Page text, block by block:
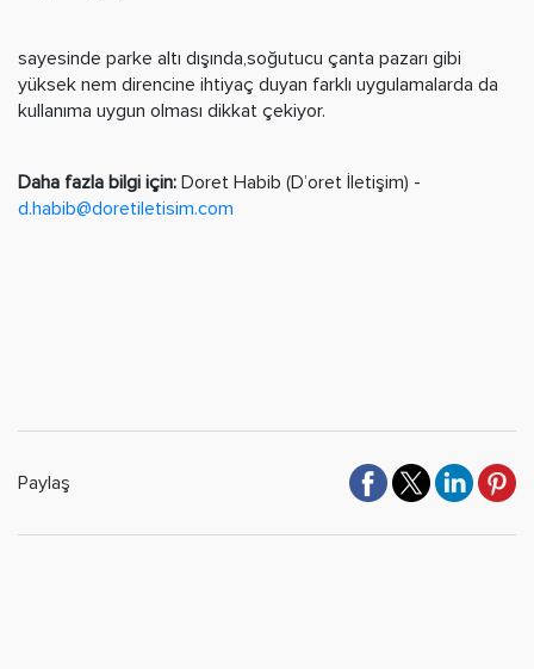
sayesinde parke altı dışında,soğutucu çanta pazarı gibi
yüksek nem direncine ihtiyaç duyan farklı uygulamalarda da
kullanıma uygun olması dikkat çekiyor.
Daha fazla bilgi için: Doret Habib (D’oret İletişim) -
d.habib@doretiletisim.com
Paylaş